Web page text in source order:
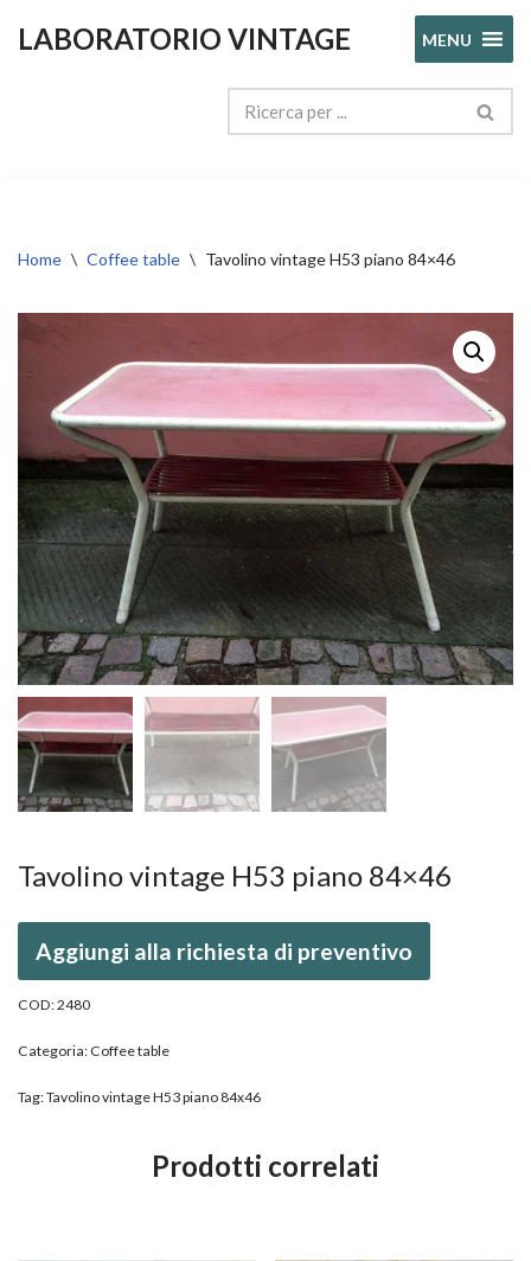
LABORATORIO VINTAGE MENU
Home \ Coffee table \ Tavolino vintage H53 piano 84×46
Tavolino vintage H53 piano 84×46
Aggiungi alla richiesta di preventivo
COD:2480
Categoria: Coffee table
Tag:Tavolino vintage H53 piano 84x46
Prodotti correlati